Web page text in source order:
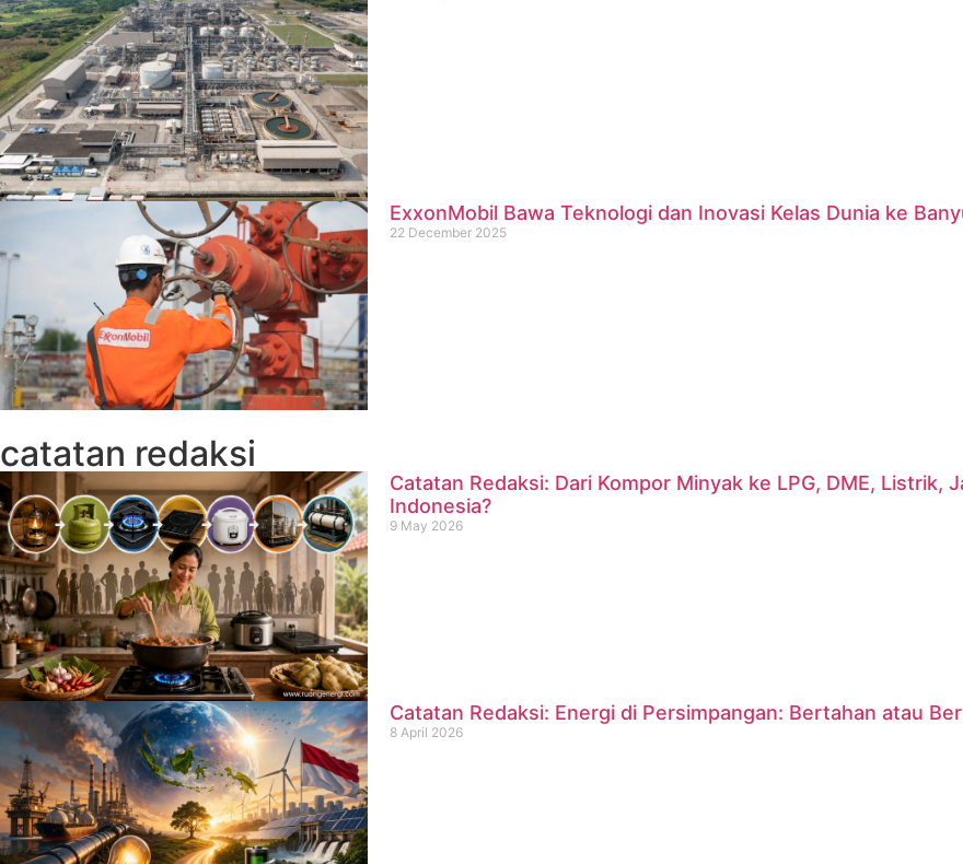
ExxonMobil Bawa Teknologi dan Inovasi Kelas Dunia ke
22 December 2025
catatan redaksi
Catatan Redaksi: Dari Kompor Minyak ke LPG, DME, Listrik,
Indonesia?
9 May 2026
Catatan Redaksi: Energi di Persimpangan: Bertahan atau
8 April 2026